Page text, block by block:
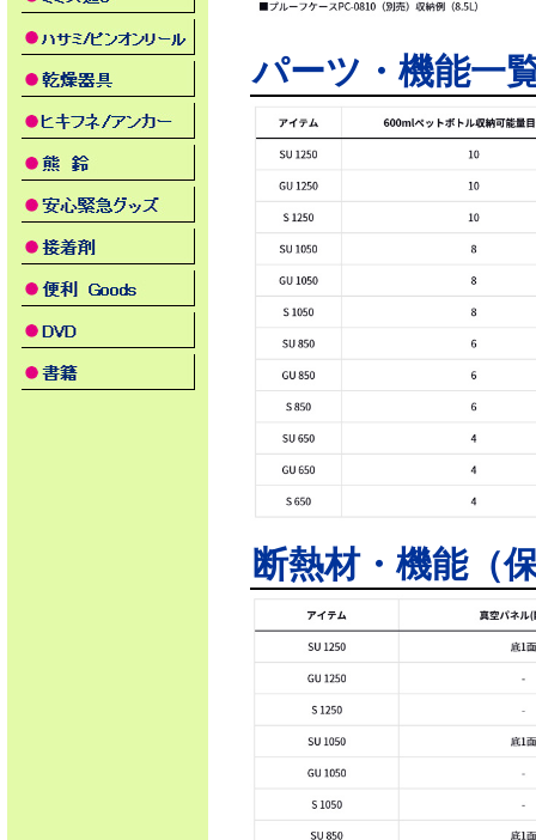
パーツ・機能一
断熱材・機能（